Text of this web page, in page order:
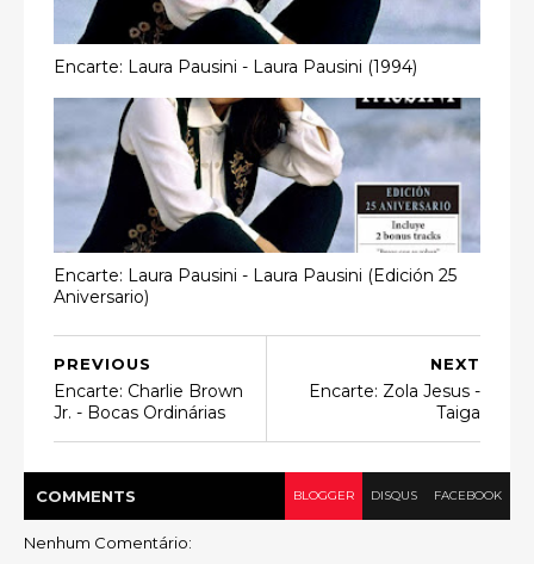
Encarte: Laura Pausini - Laura Pausini (1994)
Encarte: Laura Pausini - Laura Pausini (Edición 25
Aniversario)
NEXT
Encarte: Zola Jesus -
Taiga
PREVIOUS
Encarte: Charlie Brown
Jr. - Bocas Ordinárias
COMMENTS BLOGGER DISQUS FACEBOOK
Nenhum Comentário: